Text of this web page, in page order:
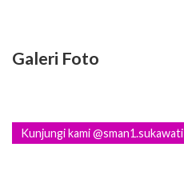
Galeri Foto
Kunjungi kami @sman1.sukawati